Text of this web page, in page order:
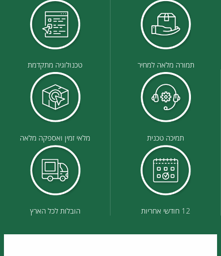
תמורה מלאה למחיר טכנולוגיה מתקדמת
תמיכה טכנית מלאי זמין ואספקה מלאה
12 חודשי אחריות הובלות לכל הארץ